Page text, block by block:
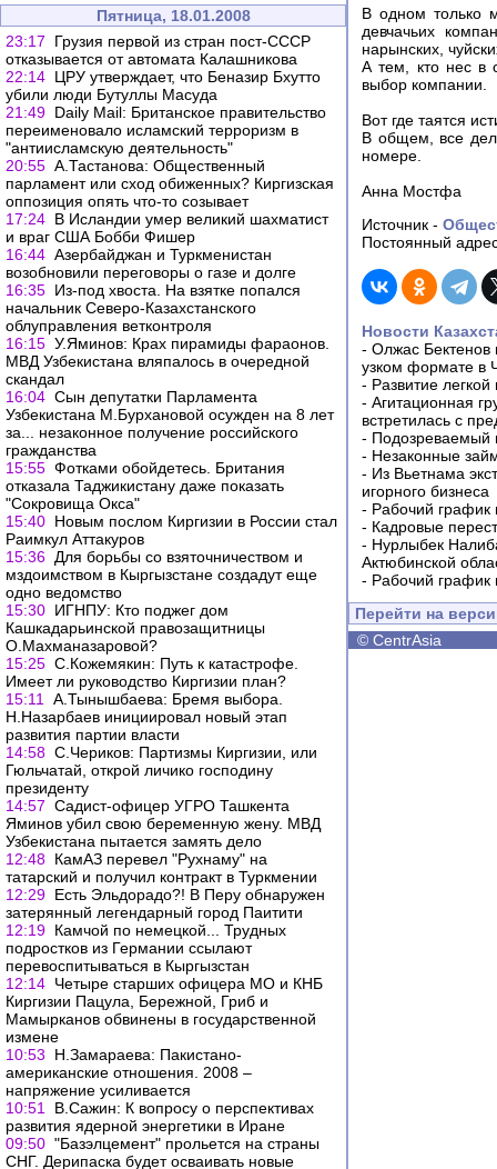
Пятница, 18.01.2008
23:17
Грузия первой из стран пост-СССР
отказывается от автомата Калашникова
22:14 ЦРУ утверждает, что Беназир Бхутто
убили люди Бутуллы Масуда
21:49 Daily Mail: Британское правительство
переименовало исламский терроризм в
"антиисламскую деятельность"
20:55 А.Тастанова: Общественный
парламент или сход обиженных? Киргизская
оппозиция опять что-то созывает
17:24 В Исландии умер великий шахматист
и враг США Бобби Фишер
16:44 Азербайджан и Туркменистан
возобновили переговоры о газе и долге
16:35 Из-под хвоста. На взятке попался
начальник Северо-Казахстанского
облуправления ветконтроля
16:15 У.Яминов: Крах пирамиды фараонов.
МВД Узбекистана вляпалось в очередной
скандал
16:04 Сын депутатки Парламента
Узбекистана М.Бурхановой осужден на 8 лет
за... незаконное получение российского
гражданства
15:55 Фотками обойдетесь. Британия
отказала Таджикистану даже показать
"Сокровища Окса"
15:40 Новым послом Киргизии в России стал
Раимкул Аттакуров
15:36 Для борьбы со взяточничеством и
мздоимством в Кыргызстане создадут еще
одно ведомство
15:30 ИГНПУ: Кто поджег дом
Кашкадарьинской правозащитницы
О.Махманазаровой?
15:25 С.Кожемякин: Путь к катастрофе.
Имеет ли руководство Киргизии план?
15:11
А.Тынышбаева: Бремя выбора.
Н.Назарбаев инициировал новый этап
развития партии власти
14:58 С.Чериков: Партизмы Киргизии, или
Гюльчатай, открой личико господину
президенту
14:57 Садист-офицер УГРО Ташкента
Яминов убил свою беременную жену. МВД
Узбекистана пытается замять дело
12:48 КамАЗ перевел "Рухнаму" на
татарский и получил контракт в Туркмении
12:29 Есть Эльдорадо?! В Перу обнаружен
затерянный легендарный город Паитити
12:19 Камчой по немецкой... Трудных
подростков из Германии ссылают
перевоспитываться в Кыргызстан
12:14 Четыре старших офицера МО и КНБ
Киргизии Пацула, Бережной, Гриб и
Мамырканов обвинены в государственной
измене
10:53
Н.Замараева: Пакистано-
американские отношения. 2008 –
напряжение усиливается
10:51
В.Сажин: К вопросу о перспективах
развития ядерной энергетики в Иране
09:50 "Базэлцемент" прольется на страны
СНГ. Дерипаска будет осваивать новые
В одном только
девчачьих
нарынских,
А тем, кто нес в
выбор компании.
Вот где таятся
В общем, все
номере.
Анна Мостфа
Источник -
Постоянный
Новости
- Олжас Бектенов
узком формате в
- Развитие
- Агитационная
встретилась с
- Подозреваемый
- Незаконные
- Из Вьетнама
игорного бизнеса
- Рабочий график
- Кадровые
- Нурлыбек
Актюбинской
- Рабочий график
Перейти на
© CentrAsia